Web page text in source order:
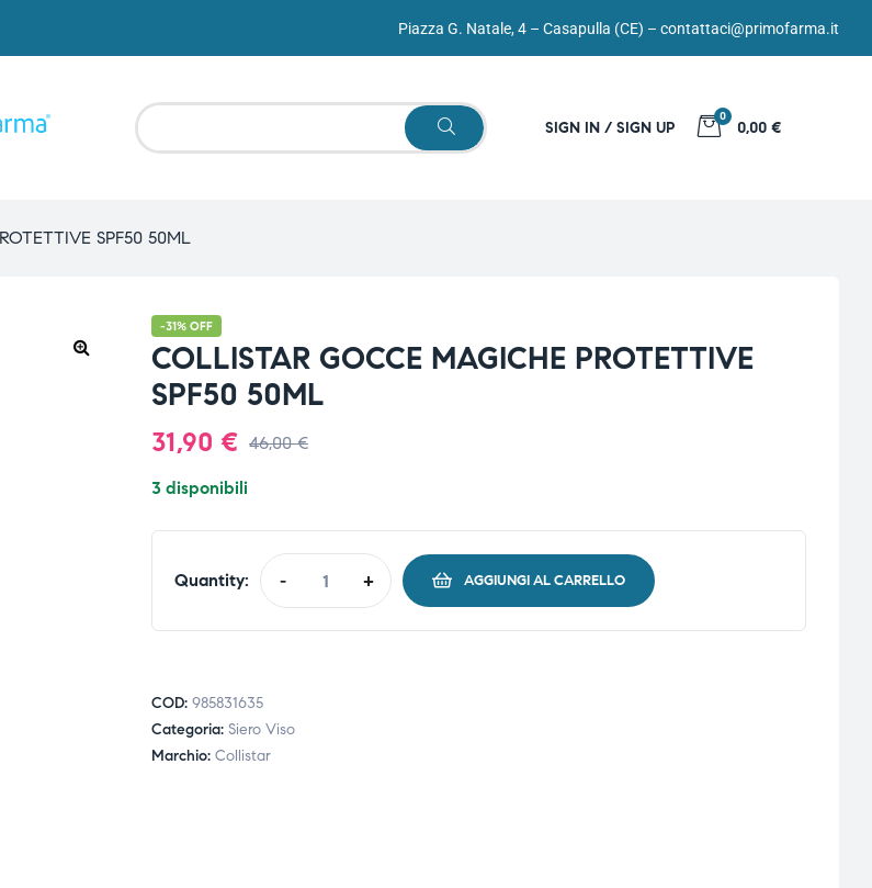
Piazza G. Natale, 4 – Casapulla (CE) – contattaci@primofarma.it
SIGN IN / SIGN UP
0
0,00 €
SPF50 50ML
-31% OFF
COLLISTAR GOCCE MAGICHE PROTETTIVE
SPF50 50ML
46,00€
31,90 €
3 disponibili
Quantity: - + AGGIUNGI AL CARRELLO
COD: 985831635
Categoria: Siero Viso
Marchio: Collistar